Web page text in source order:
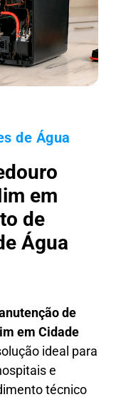
de Água
em
de
Água
de
em Cidade
ideal para
e
técnico